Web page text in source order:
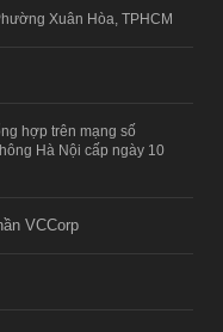
Xuân Hòa, TPHCM
hợp trên mạng số
Hà Nội cấp ngày 10
VCCorp